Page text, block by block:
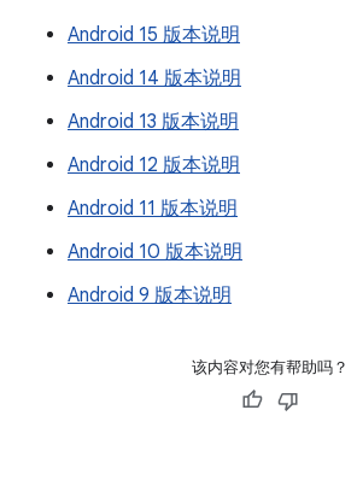
Android 15 版本说明
Android 14 版本说明
Android 13 版本说明
Android 12 版本说明
Android 11 版本说明
Android 10 版本说明
Android 9 版本说明
该内容对您有帮助吗？